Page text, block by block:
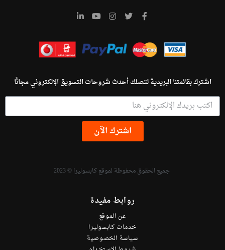
اشترك بقائمتنا البريدية لتصلك أحدث شروحات التسويق الإلكتروني مجانًا
اشترك الآن
جميع الحقوق محفوظة لموقع كابسوليرا © 2023
روابط مفيدة
عن الموقع
خدمات كابسوليرا
سياسة الخصوصية